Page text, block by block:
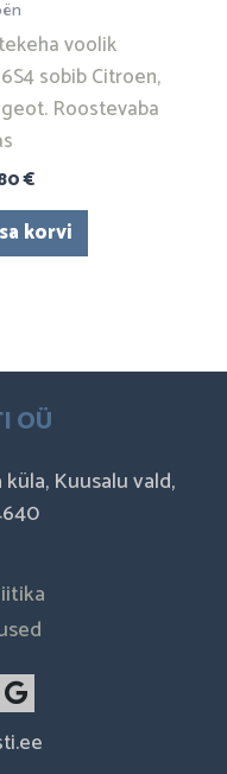
voolik
sobib Citroen,
Roostevaba
€
korvi
OÜ
Kuusalu vald,
G
o
o
g